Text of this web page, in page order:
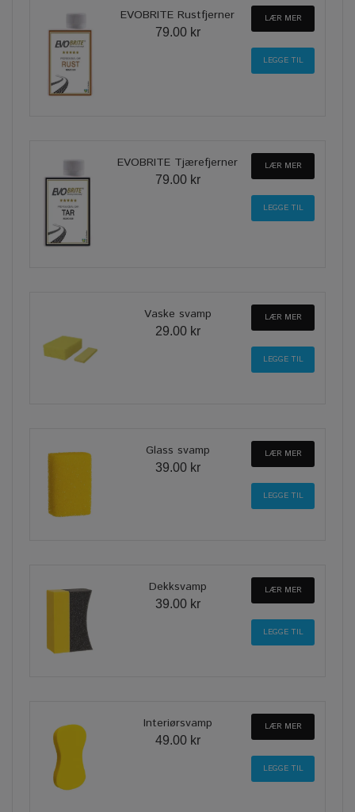
EVOBRITE Rustfjerner
79.00 kr
LÆR MER
EVOBRITE Tjærefjerner
79.00 kr
LÆR MER
Vaske svamp
29.00 kr
LÆR MER
Glass svamp
39.00 kr
LÆR MER
Dekksvamp
39.00 kr
LÆR MER
Interiørsvamp
49.00 kr
LÆR MER